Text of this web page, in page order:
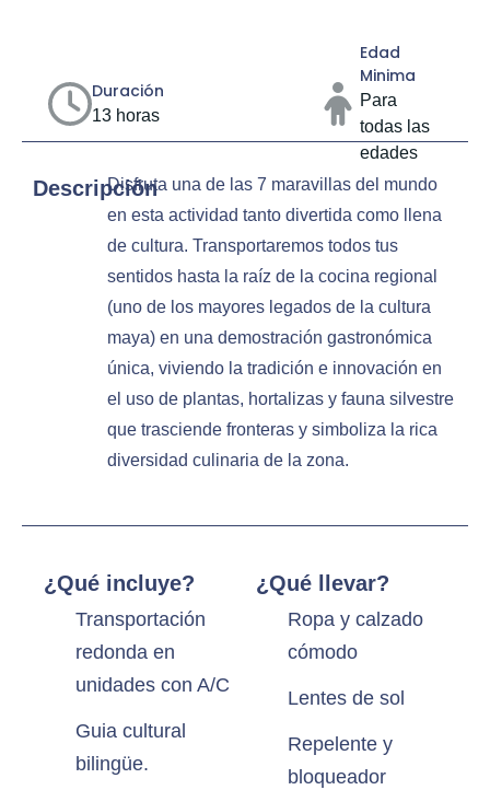
Duración
13 horas
Edad
Minima
Para
todas las
edades
DescripciónDisfruta una de las 7 maravillas del mundo
en esta actividad tanto divertida como llena
de cultura. Transportaremos todos tus
sentidos hasta la raíz de la cocina regional
(uno de los mayores legados de la cultura
maya) en una demostración gastronómica
única, viviendo la tradición e innovación en
el uso de plantas, hortalizas y fauna silvestre
que trasciende fronteras y simboliza la rica
diversidad culinaria de la zona.
¿Qué incluye?
Transportación
redonda en
unidades con A/C
Guia cultural
bilingüe.
¿Qué llevar?
Ropa y calzado
cómodo
Lentes de sol
Repelente y
bloqueador